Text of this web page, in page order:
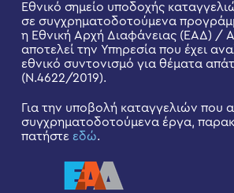
Εθνικό σημείο υποδοχής
σε συγχρηματοδοτούμενα
η Εθνική Αρχή Διαφάνειας (ΕΑΔ) /
αποτελεί την Υπηρεσία που έχει
εθνικό συντονισμό για θέματα
(Ν.4622/2019).
Για την υποβολή καταγγελιών που
συγχρηματοδοτούμενα έργα,
πατήστε εδώ.